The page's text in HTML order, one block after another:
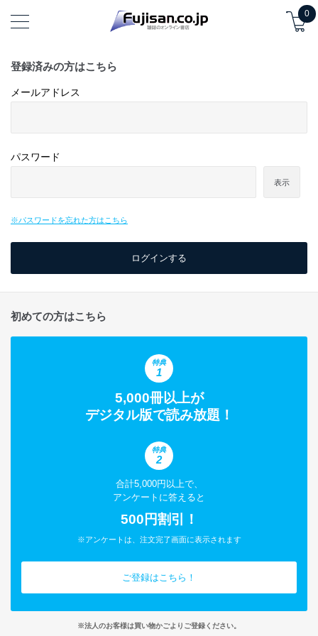
0
登録済みの方はこちら
メールアドレス
パスワード
表示
※パスワードを忘れた方はこちら
初めての方はこちら
特典
1
5,000冊以上が
デジタル版で読み放題！
特典
2
合計5,000円以上で、
アンケートに答えると
500円割引！
※アンケートは、注文完了画面に表示されます
ご登録はこちら！
※法人のお客様は買い物かごよりご登録ください。